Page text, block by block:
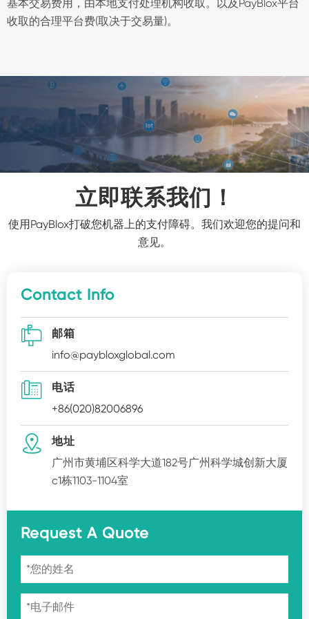
基本交易费用，由本地支付处理机构收取。以及PayBlox平台
收取的合理平台费(取决于交易量)。
立即联系我们！
使用PayBlox打破您机器上的支付障碍。我们欢迎您的提问和
意见。
Contact Info

邮箱
info@paybloxglobal.com

电话
+86(020)82006896

地址
广州市黄埔区科学大道182号广州科学城创新大厦
c1栋1103-1104室
Request A Quote